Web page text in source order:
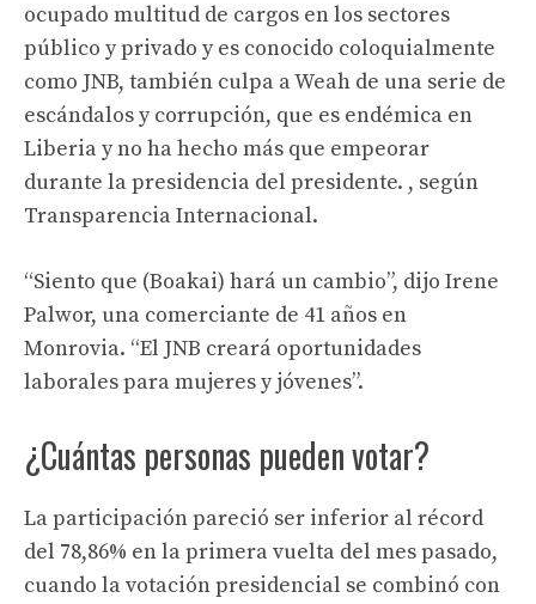
ocupado multitud de cargos en los sectores
público y privado y es conocido coloquialmente
como JNB, también culpa a Weah de una serie de
escándalos y corrupción, que es endémica en
Liberia y no ha hecho más que empeorar
durante la presidencia del presidente. , según
Transparencia Internacional.
“Siento que (Boakai) hará un cambio”, dijo Irene
Palwor, una comerciante de 41 años en
Monrovia. “El JNB creará oportunidades
laborales para mujeres y jóvenes”.
¿Cuántas personas pueden votar?
La participación pareció ser inferior al récord
del 78,86% en la primera vuelta del mes pasado,
cuando la votación presidencial se combinó con